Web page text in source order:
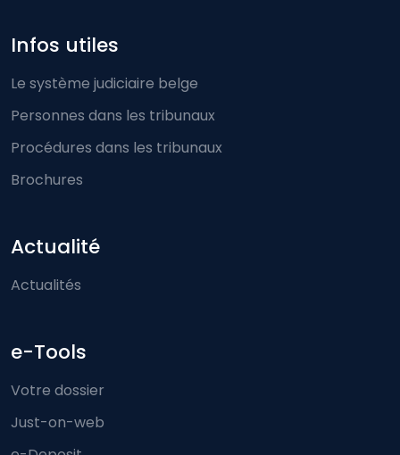
Infos utiles
Le système judiciaire belge
Personnes dans les tribunaux
Procédures dans les tribunaux
Brochures
Actualité
Actualités
e-Tools
Votre dossier
Just-on-web